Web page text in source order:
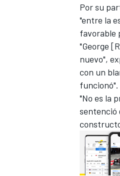
Por su
"entre la
favorable
"George
nuevo",
con un
funcionó".
"No es la
sentenció